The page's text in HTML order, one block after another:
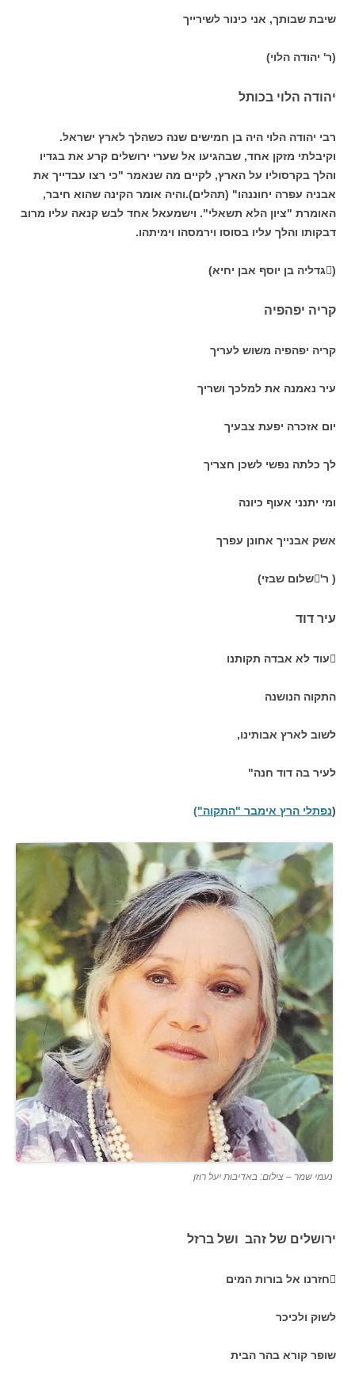
שיבת שבותך, אני כינור לשירייך
(ר' יהודה הלוי)
יהודה הלוי בכותל
רבי יהודה הלוי היה בן חמישים שנה כשהלך לארץ ישראל.
וקיבלתי מזקן אחד, שבהגיעו אל שערי ירושלים קרע את בגדיו
והלך בקרסוליו על הארץ, לקיים מה שנאמר "כי רצו עבדייך את
אבניה עפרה יחוננהו" (תהלים).והיה אומר הקינה שהוא חיבר,
האומרת "ציון הלא תשאלי". וישמעאל אחד לבש קנאה עליו מרוב
דבקותו והלך עליו בסוסו וירמסהו וימיתהו.
(גדליה בן יוסף אבן יחיא)
קריה יפהפיה
קריה יפהפיה משוש לעריך
עיר נאמנה את למלכך ושריך
יום אזכרה יפעת צבעיך
לך כלתה נפשי לשכן חצריך
ומי יתנני אעוף כיונה
אשק אבנייך אחונן עפרך
( ר'שלום שבזי)
עיר דוד
עוד לא אבדה תקותנו
התקוה הנושנה
לשוב לארץ אבותינו,
לעיר בה דוד חנה"
(נפתלי הרץ אימבר "התקוה")
נעמי שמר – צילום: באדיבות יעל רוזן
ירושלים של זהב ושל ברזל
חזרנו אל בורות המים
לשוק ולכיכר
שופר קורא בהר הבית